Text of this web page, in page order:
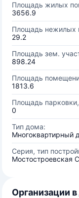
Площадь жилых
3656.9
Площадь нежилых
29.2
Площадь зем.
898.24
Площадь
1813.6
Площадь
0
Тип дома:
Многоквартирный
Серия, тип
Мостостроевская
Организации